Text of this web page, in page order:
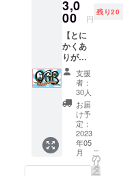
のが専門で
すがLIVEに
参加するの
は大好きで
す。
そして現
職人に憧れ
があったも
のの
3,0
00 円
残り20
【とに
かくあ
りがと
うござ
いま
す】
コース
画にご
賛同い
ただけ
ました
皆様へ
支援
者：
30人
お届
け予
定：
2023
年05
月
こ
の
リ
タ